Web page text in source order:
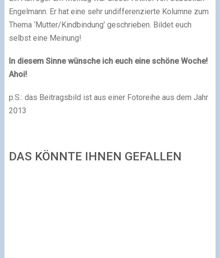
Engelmann. Er hat eine sehr undifferenzierte Kolumne zum
Thema ‘Mutter/Kindbindung’ geschrieben. Bildet euch
selbst eine Meinung!
In diesem Sinne wünsche ich euch eine schöne Woche!
Ahoi!
p.S.: das Beitragsbild ist aus einer Fotoreihe aus dem Jahr
2013
DAS KÖNNTE IHNEN GEFALLEN